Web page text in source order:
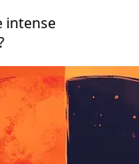
intense